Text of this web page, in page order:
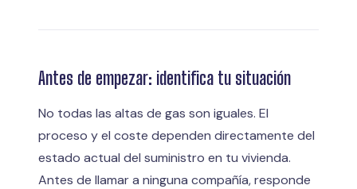
Antes de empezar: identifica tu situación
No todas las altas de gas son iguales. El
proceso y el coste dependen directamente del
estado actual del suministro en tu vivienda.
Antes de llamar a ninguna compañía, responde